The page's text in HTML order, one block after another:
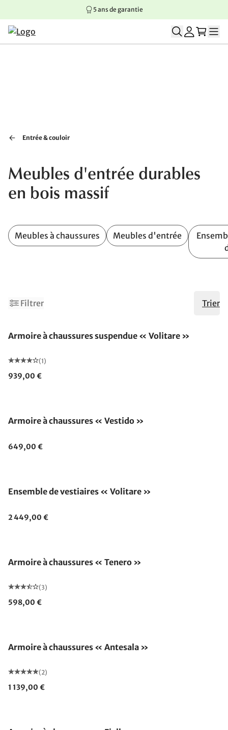
Aller au contenu principal
Aller à la navigation principale
Aller au pied de page
5 ans de garantie
Entrée & couloir
Meubles d'entrée durables
en bois massif
Meubles à chaussures Meubles d'entrée
Filtrer Trier
Armoire à chaussures suspendue « Volitare »
(1)
939,00 €
Armoire à chaussures « Vestido »
649,00 €
Ensemble de vestiaires « Volitare »
2 449,00 €
Armoire à chaussures « Tenero »
(3)
598,00 €
Armoire à chaussures « Antesala »
(2)
1 139,00 €
2